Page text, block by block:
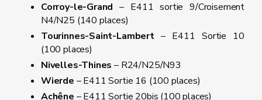
Corroy-le-Grand – E411 sortie 9/Croisement
N4/N25 (140 places)
Tourinnes-Saint-Lambert– E411 Sortie 10
(100 places)
Nivelles-Thines – R24/N25/N93
Wierde – E411 Sortie 16 (100 places)
Achêne – E411 Sortie 20bis (100 places)